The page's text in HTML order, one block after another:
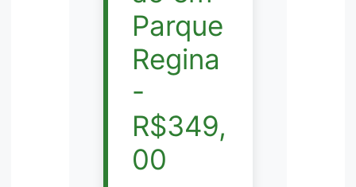
Parque
Regina
-
R$349,
00